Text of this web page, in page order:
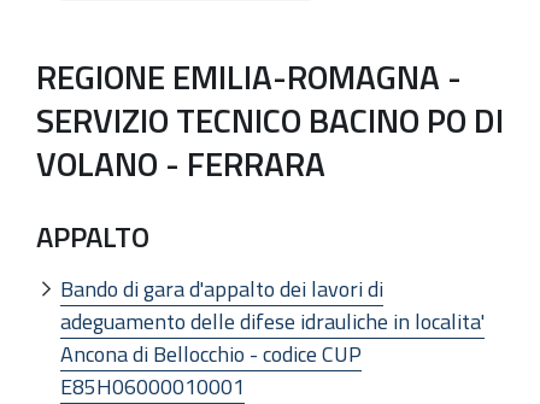
REGIONE EMILIA-ROMAGNA -
SERVIZIO TECNICO BACINO PO DI
VOLANO - FERRARA
APPALTO
Bando di gara d'appalto dei lavori di
adeguamento delle difese idrauliche in localita'
Ancona di Bellocchio - codice CUP
E85H06000010001